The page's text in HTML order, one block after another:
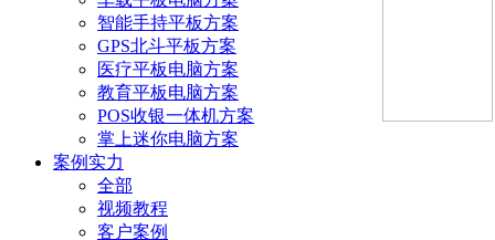
智能手持平板方案
GPS北斗平板方案
医疗平板电脑方案
教育平板电脑方案
POS收银一体机方案
掌上迷你电脑方案
案例实力
全部
视频教程
客户案例